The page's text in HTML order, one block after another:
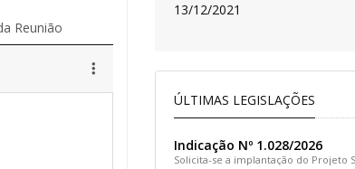
Reunião
13/12/2021
ÚLTIMAS LEGISLAÇÕES
Indicação Nº 1.028/2026
Solicita-se a implantação do Projeto